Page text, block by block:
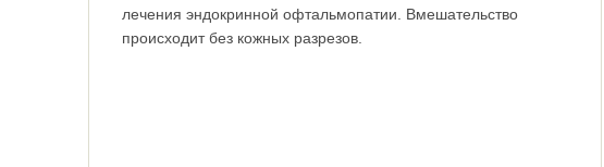
лечения эндокринной офтальмопатии. Вмешательство
происходит без кожных разрезов.